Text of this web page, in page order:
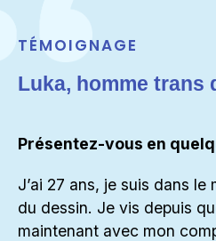
TÉMOIGNAGE
Luka, homme trans
Présentez-vous en
J’ai 27 ans, je suis dans le
du dessin. Je vis depuis
maintenant avec mon